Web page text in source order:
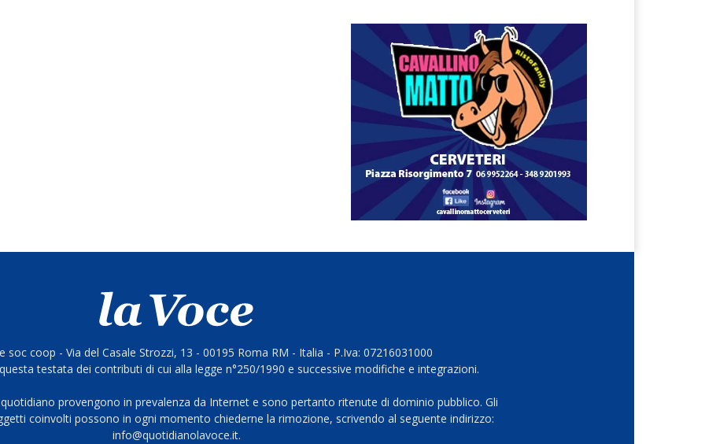
soc coop - Via del Casale Strozzi, 13 - 00195 Roma RM - Italia - P.Iva: 07216031000
testata dei contributi di cui alla legge n°250/1990 e successive modifiche e integrazioni.
provengono in prevalenza da Internet e sono pertanto ritenute di dominio pubblico. Gli
coinvolti possono in ogni momento chiederne la rimozione, scrivendo al seguente indirizzo:
info@quotidianolavoce.it.